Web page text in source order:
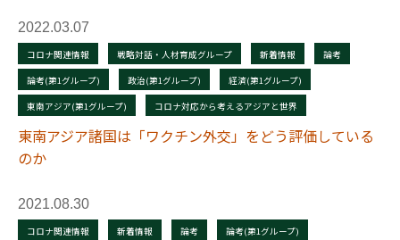
2022.03.07
コロナ関連情報 戦略対話・人材育成グループ 新着情報 論考
論考(第1グループ) 政治(第1グループ) 経済(第1グループ)
東南アジア(第1グループ) コロナ対応から考えるアジアと世界
東南アジア諸国は「ワクチン外交」をどう評価している
のか
2021.08.30
コロナ関連情報 新着情報 論考 論考(第1グループ)